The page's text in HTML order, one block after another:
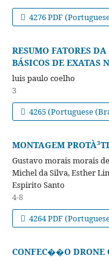
4276 PDF
RESUMO FATORES
BÁSICOS DE EXATAS
luis paulo coelho
3
4265 (Portuguese
MONTAGEM
Gustavo morais morais
Michel da Silva, Esther
Espirito Santo
4-8
4264 PDF
CONFEC��O DRONE